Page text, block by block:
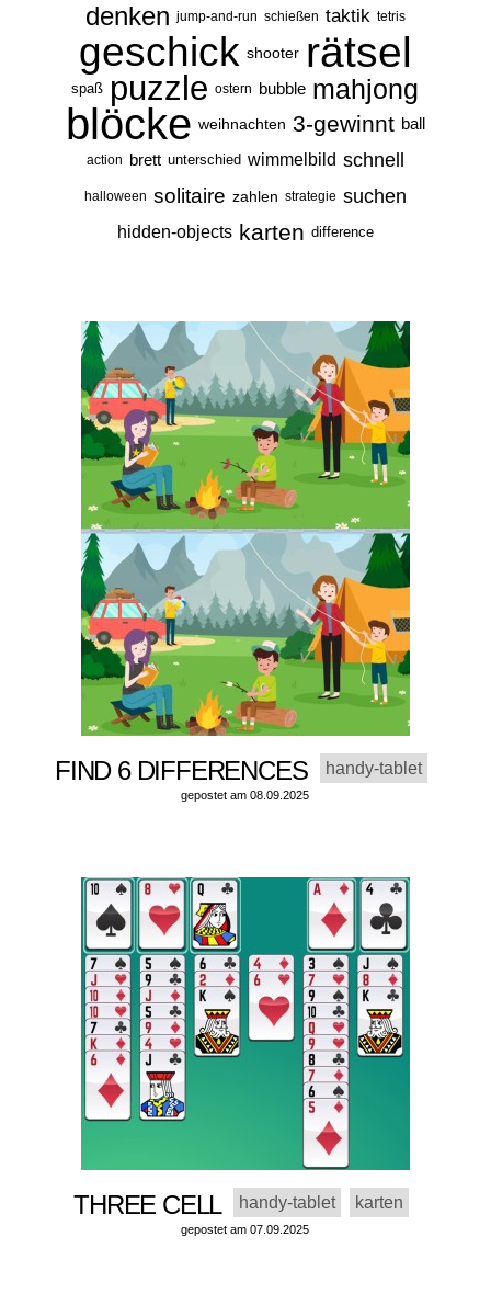
denken jump-and-run schießen taktik tetris
geschick shooter rätsel
spaß puzzle ostern bubble mahjong
blöcke weihnachten 3-gewinnt ball
action brett unterschied wimmelbild schnell
halloween solitaire zahlen strategie suchen
hidden-objects karten difference
FIND 6 DIFFERENCES handy-tablet
gepostet am 08.09.2025
THREE CELL handy-tablet karten
gepostet am 07.09.2025